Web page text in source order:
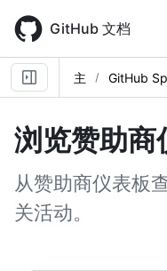
main
content
GitHub 文档
主 GitHub
浏览赞助商
从赞助商仪表板
关活动。